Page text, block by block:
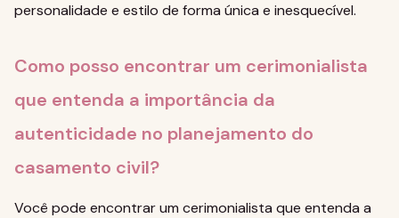
personalidade e estilo de forma única e inesquecível.
Como posso encontrar um cerimonialista
que entenda a importância da
autenticidade no planejamento do
casamento civil?
Você pode encontrar um cerimonialista que entenda a